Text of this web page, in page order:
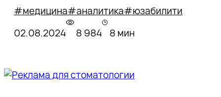
#медицина#аналитика#юзабилити
02.08.2024
8 984 8 мин